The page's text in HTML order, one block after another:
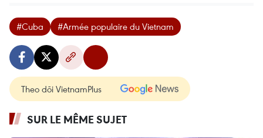
#Cuba #Armée populaire du Vietnam
Theo dõi VietnamPlus
SUR LE MÊME SUJET